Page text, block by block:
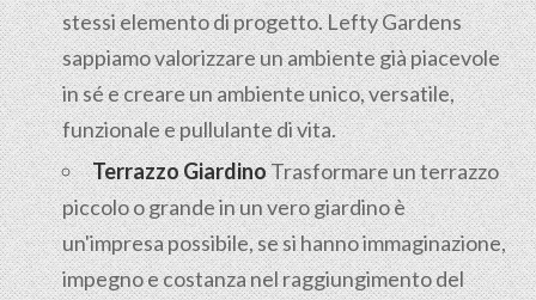
stessi elemento di progetto. Lefty Gardens
sappiamo valorizzare un ambiente già piacevole
in sé e creare un ambiente unico, versatile,
funzionale e pullulante di vita.
Terrazzo GiardinoTrasformare un terrazzo
piccolo o grande in un vero giardino è
un'impresa possibile, se si hanno immaginazione,
impegno e costanza nel raggiungimento del